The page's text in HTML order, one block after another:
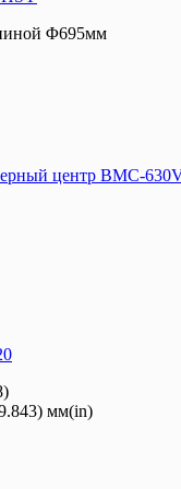
Φ695мм
центр BMC-
мм(in)